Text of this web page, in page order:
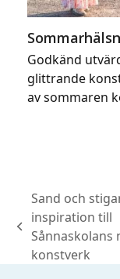
Godkänd
glittrande
av sommaren
previous
post:
Sand och
inspiration till
Sånnaskolans
konstverk